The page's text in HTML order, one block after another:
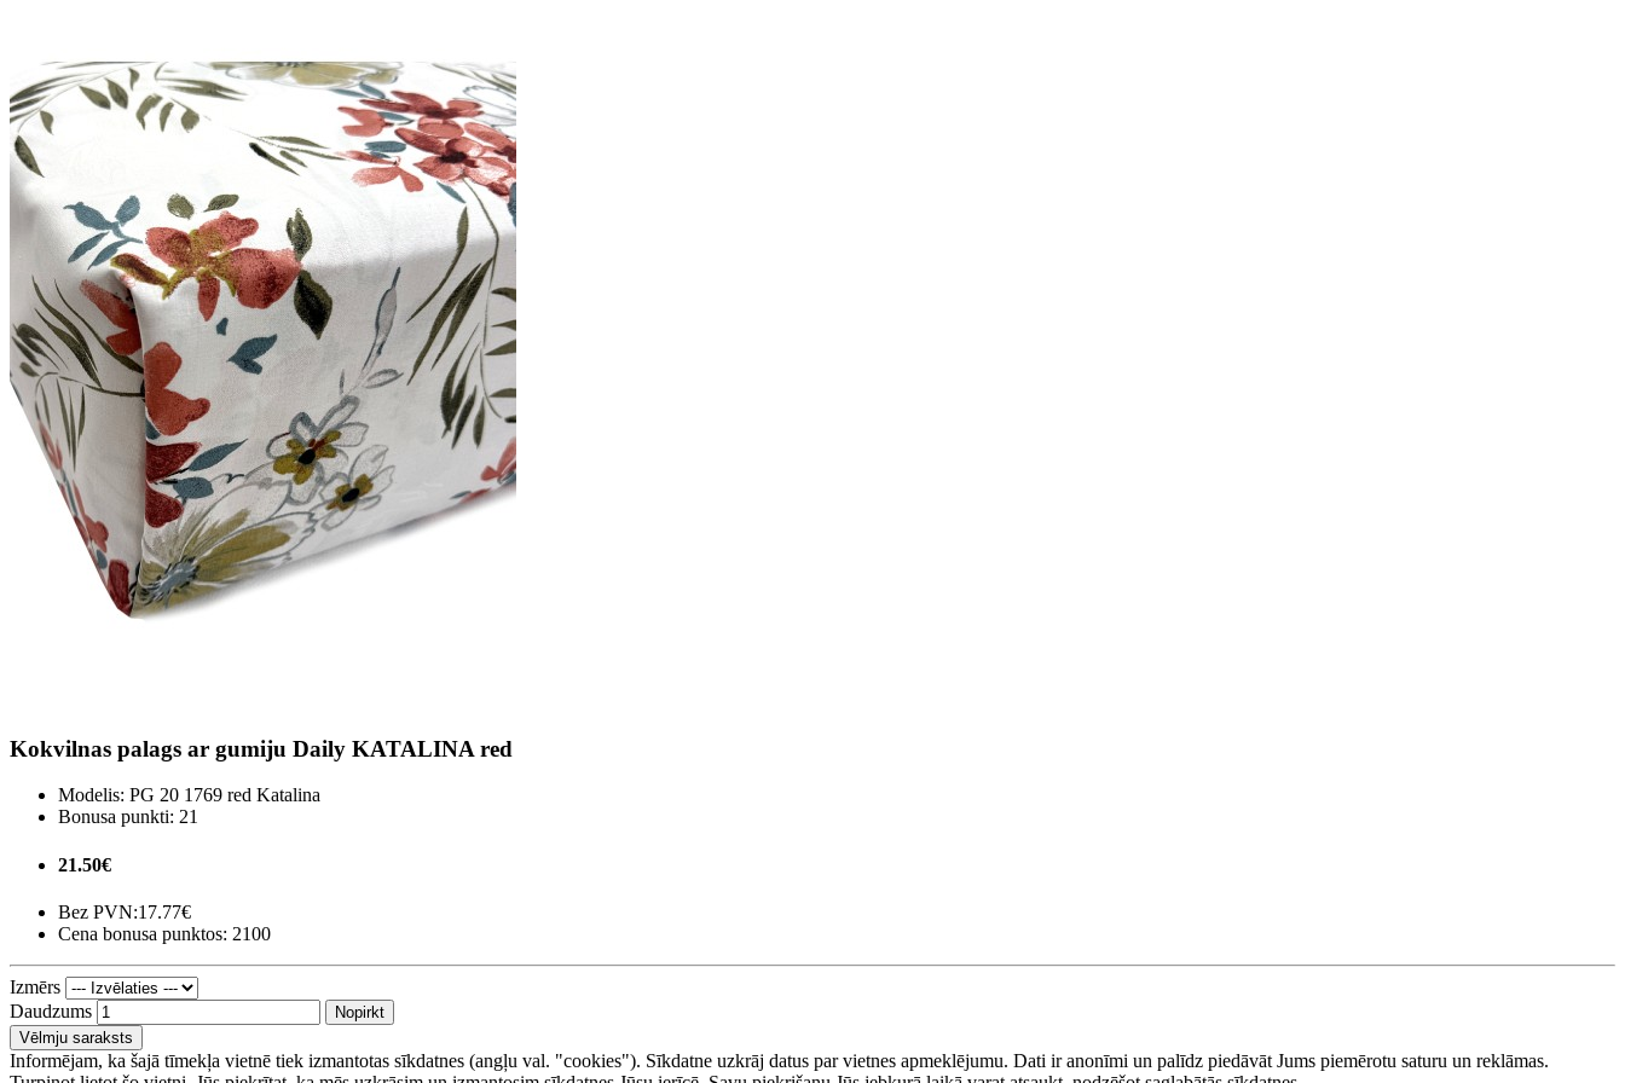
Kokvilnas palags ar gumiju Daily KATALINA red
Modelis: PG 20 1769 red Katalina
Bonusa punkti: 21
21.50€
Bez PVN:17.77€
Cena bonusa punktos: 2100
Izmērs
Daudzums
Nopirkt
Vēlmju saraksts
Informējam, ka šajā tīmekļa vietnē tiek izmantotas sīkdatnes (angļu val. "cookies"). Sīkdatne uzkrāj datus par vietnes apmeklējumu. Dati ir anonīmi un palīdz piedāvāt Jums piemērotu saturu un reklāmas.